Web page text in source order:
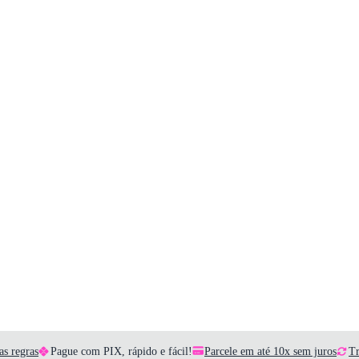
regras Pague com PIX, rápido e fácil! Parcele em até 10x sem juros